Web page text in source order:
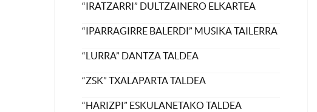
“IRATZARRI” DULTZAINERO ELKARTEA
“IPARRAGIRRE BALERDI” MUSIKA TAILERRA
“LURRA” DANTZA TALDEA
“ZSK” TXALAPARTA TALDEA
“HARIZPI” ESKULANETAKO TALDEA